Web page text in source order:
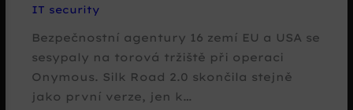
IT security
Bezpečnostní agentury 16 zemí EU a USA se
sesypaly na torová tržiště při operaci
Onymous. Silk Road 2.0 skončila stejně
jako první verze, jen k…